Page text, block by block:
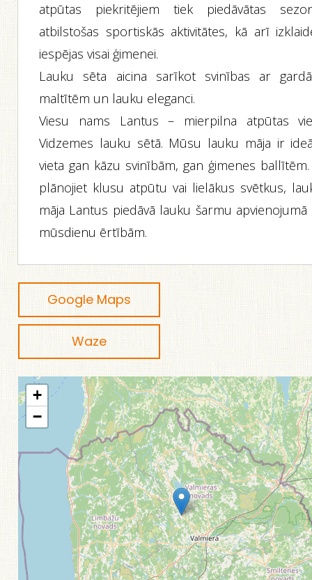
atpūtas piekritējiem tiek piedāvātas
atbilstošas sportiskās aktivitātes, kā arī
iespējas visai ģimenei.
Lauku sēta aicina sarīkot svinības ar
maltītēm un lauku eleganci.
Viesu nams Lantus – mierpilna atpūtas
Vidzemes lauku sētā. Mūsu lauku māja ir
vieta gan kāzu svinībām, gan ģimenes ballītēm.
plānojiet klusu atpūtu vai lielākus svētkus,
māja Lantus piedāvā lauku šarmu apvienojumā
mūsdienu ērtībām.
Google Maps
Waze
+
−